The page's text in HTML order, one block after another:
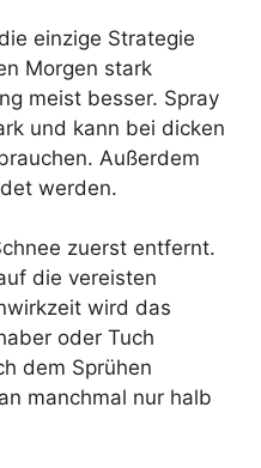
einzige Strategie
Morgen stark
meist besser. Spray
und kann bei dicken
Außerdem
werden.
zuerst entfernt.
die vereisten
wird das
oder Tuch
dem Sprühen
manchmal nur halb